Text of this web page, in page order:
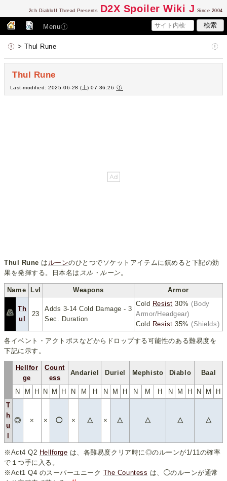
2ch DiabloII Thread Presents D2X Spoiler Wiki J Since 2004
Menu
> Thul Rune
Thul Rune
Last-modified: 2025-06-28 (土) 07:36:26
Thul Rune は ルーンのひとつでソケットアイテムに鎮めると下記の効
果を発揮する。日本名は スル・ルーン。
Name Lvl Weapons Armor
Th
ul
23
Adds 3-14 Cold Damage - 3
Sec. Duration
Cold Resist 30% (Body
Armor/Headgear)
Cold Resist 35% (Shields)
各イベント・アクトボスなどからドロップする可能性のある難易度を
下記に示す。
Hellfor
ge
Count
ess
Andariel Duriel Mephisto Diablo Baal
N M H N M H N M H N M H N M H N M H N M
H
T
h
u
l
◎ × × ◯ × △ × △ △ △ △
※Act4 Q2 Hellforge は、各難易度クリア時に◎のルーンが1/11の確率
で１つ手に入る。
※Act1 Q4 のスーパーユニーク The Countess は、◯のルーンが通常